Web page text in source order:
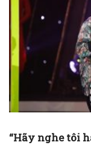
“Hãy nghe tôi